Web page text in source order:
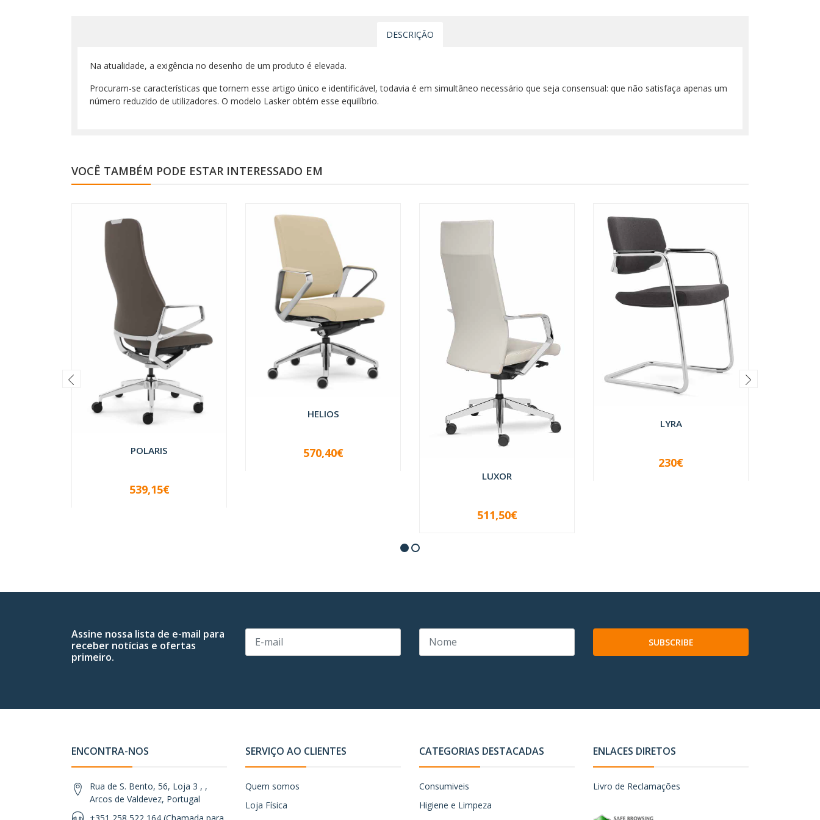
DESCRIÇÃO
Na atualidade, a exigência no desenho de um produto é elevada.
Procuram-se características que tornem esse artigo único e identificável, todavia é em simultâneo necessário que seja consensual: que não satisfaça apenas um
número reduzido de utilizadores. O modelo Lasker obtém esse equilíbrio.
VOCÊ TAMBÉM PODE ESTAR INTERESSADO EM
POLARIS
+
539,15€
HELIOS
+
570,40€
LUXOR
+
511,50€
LYRA
+
230€
Assine nossa lista de e-mail para
receber notícias e ofertas
primeiro.
SUBSCRIBE
ENCONTRA-NOS
Rua de S. Bento, 56, Loja 3 , ,
Arcos de Valdevez, Portugal
SERVIÇO AO CLIENTES
Quem somos
Loja Física
CATEGORIAS DESTACADAS
Consumiveis
Higiene e Limpeza
ENLACES DIRETOS
Livro de Reclamações